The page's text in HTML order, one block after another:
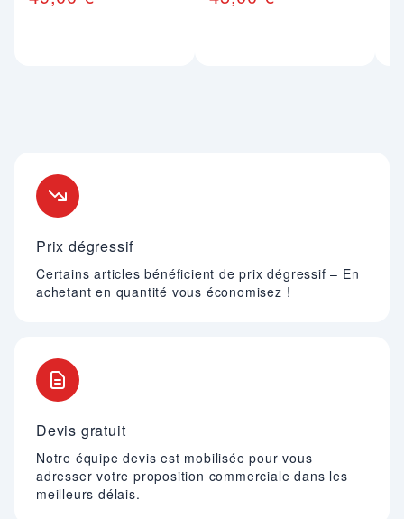
Prix dégressif
Certains articles bénéficient de prix dégressif – En
achetant en quantité vous économisez !
Devis gratuit
Notre équipe devis est mobilisée pour vous
adresser votre proposition commerciale dans les
meilleurs délais.